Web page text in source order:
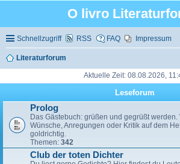
O livro
Schnellzugriff RSS FAQ Impressum
Literaturforum
Aktuelle Zeit: 08.08.2026,
Leseforum
Prolog
Das Gästebuch: grüßen und gegrüßt
Wünsche, Anregungen oder Kritik auf dem
goldrichtig.
Themen: 342
Club der toten Dichter